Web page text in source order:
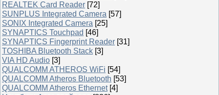
REALTEK Card Reader [72]
SUNPLUS Integrated Camera [57]
SONIX Integrated Camera [25]
SYNAPTICS Touchpad [46]
SYNAPTICS Fingerprint Reader [31]
TOSHIBA Bluetooth Stack [3]
VIA HD Audio [3]
QUALCOMM ATHEROS WiFi [54]
QUALCOMM Atheros Bluetooth [53]
QUALCOMM Atheros Ethernet [4]